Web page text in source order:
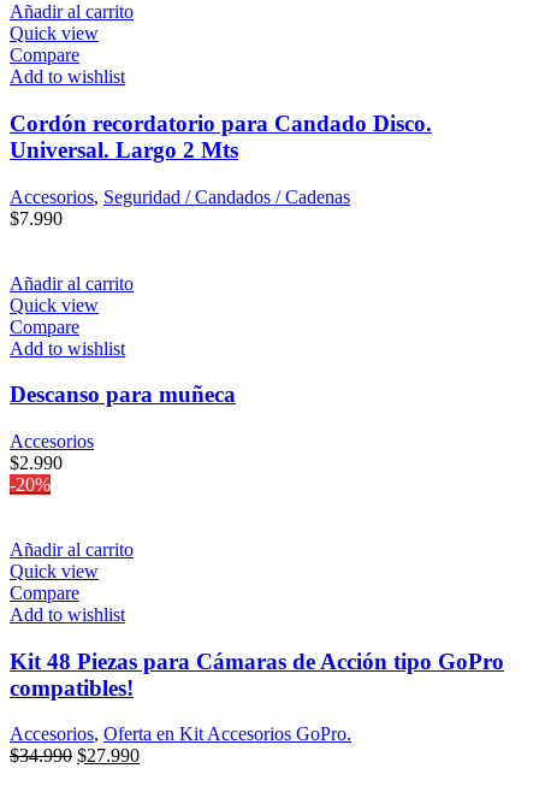
Añadir al carrito
Quick view
Compare
Add to wishlist
Cordón recordatorio para Candado Disco.
Universal. Largo 2 Mts
Accesorios, Seguridad / Candados / Cadenas
$7.990
Añadir al carrito
Quick view
Compare
Add to wishlist
Descanso para muñeca
Accesorios
$2.990
-20%
Añadir al carrito
Quick view
Compare
Add to wishlist
Kit 48 Piezas para Cámaras de Acción tipo GoPro
compatibles!
Accesorios, Oferta en Kit Accesorios GoPro.
$34.990 El
$27.990El